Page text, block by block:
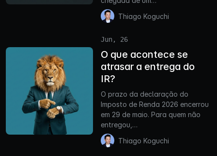
Thiago Koguchi
Jun, 26
O que acontece se
atrasar a entrega do
IR?
O prazo da declaração do
Imposto de Renda 2026 encerrou
em 29 de maio. Para quem não
entregou,…
Thiago Koguchi